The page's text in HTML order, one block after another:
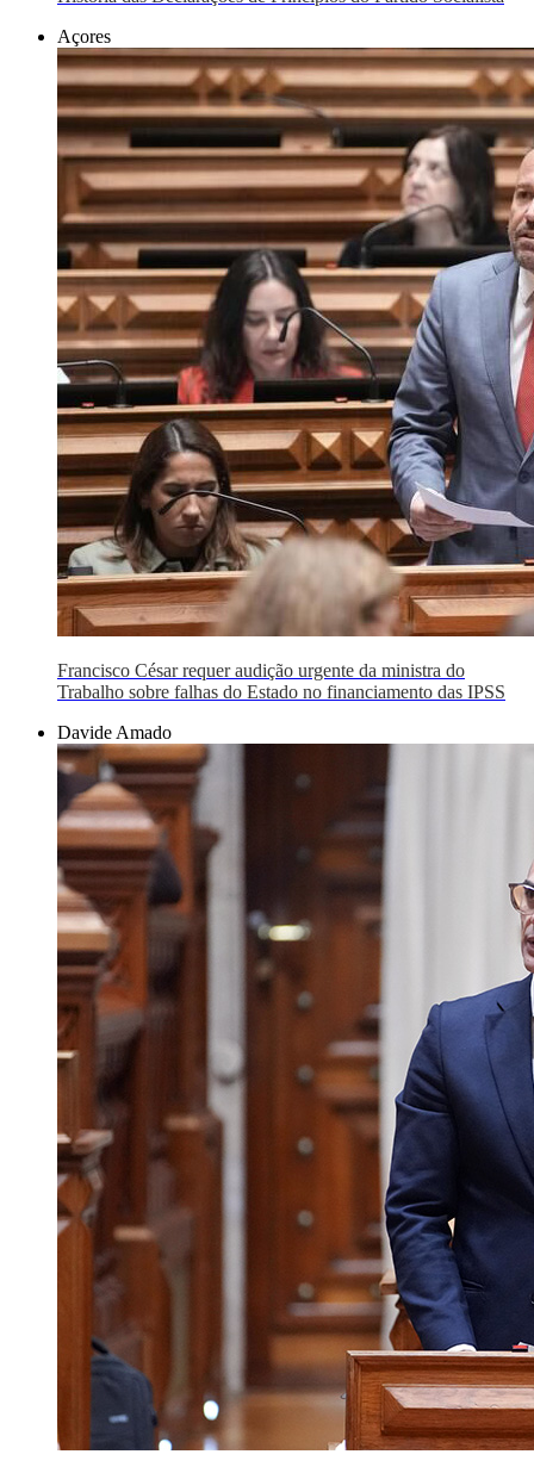
Açores
Francisco César requer audição urgente da ministra do
Trabalho sobre falhas do Estado no financiamento das IPSS
Davide Amado